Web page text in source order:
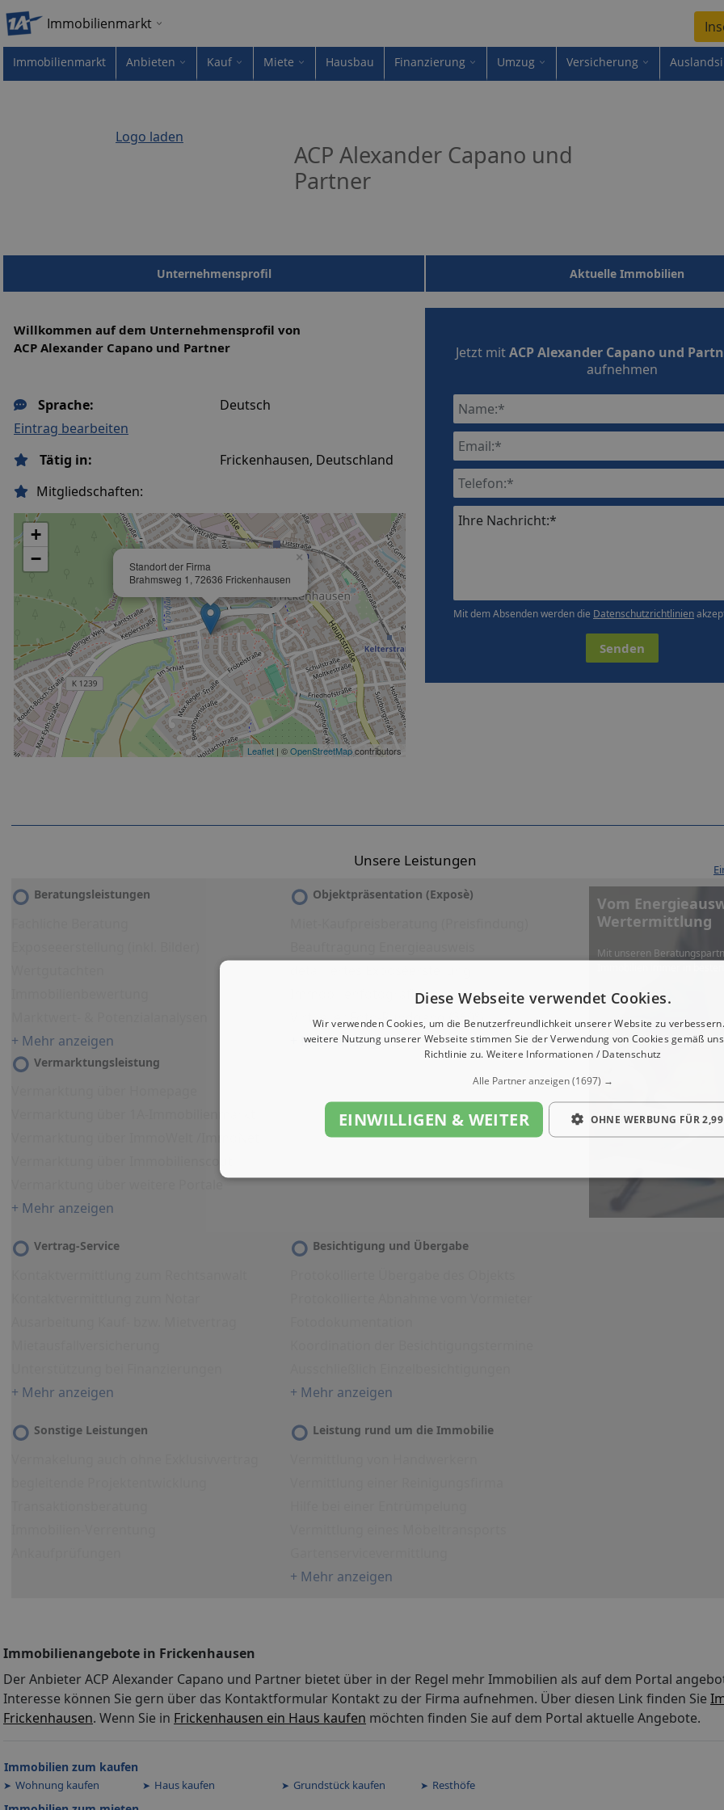
Immobilienmarkt
Immobilienmarkt Anbieten Kauf Miete Hausbau Finanzierung Umzug Versicherung
Logo laden
ACP Alexander Capano und
Partner
Unternehmensprofil Aktuelle Immobilien
Willkommen auf dem Unternehmensprofil von
ACP Alexander Capano und Partner
Sprache:
Deutsch
Eintrag bearbeiten
Tätig in:
Frickenhausen, Deutschland
Mitgliedschaften:
Standort der Firma
Brahmsweg 1, 72636 Frickenhausen
×
+
−
Leaflet | ©OpenStreetMapcontributors
Jetzt mitACP Alexander Capano und
aufnehmen
Ihre Nachricht:*
Mit dem Absenden werden die Datenschutzrichtlinien
Senden
Unsere Leistungen
Beratungsleistungen
+ Mehr anzeigen
Objektpräsentation (Exposè)
Immobilienfotografie
Virtueller Foto-Rundgang (360°)
+ Mehr anzeigen
Vermarktungsleistung
+ Mehr anzeigen
Vertrag-Service
+ Mehr anzeigen
Besichtigung und Übergabe
+ Mehr anzeigen
Sonstige Leistungen Leistung rund um die Immobilie
+ Mehr anzeigen
Vom
Wertermittlung
Mit unseren
Immobilienangebote in Frickenhausen
Der Anbieter ACP Alexander Capano und Partner bietet über in der Regel mehr Immobilien als auf dem Portal
Interesse können Sie gern über das Kontaktformular Kontakt zu der Firma aufnehmen. Über diesen Link finden Sie
Frickenhausen. Wenn Sie in Frickenhausen ein Haus kaufen möchten finden Sie auf dem Portal aktuelle Angebote.
Immobilien zum kaufen
Wohnung kaufen Haus kaufen Grundstück kaufen Resthöfe
Diese Webseite verwendet Cookies.
Wir verwenden Cookies, um die Benutzerfreundlichkeit unserer Website zu
weitere Nutzung unserer Webseite stimmen Sie der Verwendung von Cookies gemäß
Richtlinie zu. Weitere Informationen / Datenschutz
Alle Partner anzeigen(1697) →
EINWILLIGEN & WEITER OHNE WERBUNG FÜR